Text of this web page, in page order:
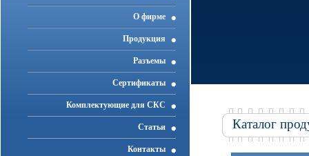
О фирме
Продукция
Разъемы
Cертификаты
Комплектующие для СКС
Статьи
Контакты
Каталог